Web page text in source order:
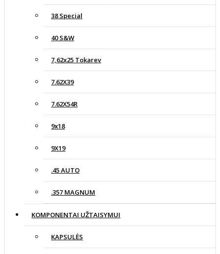
38 Special
40 S&W
7,62x25 Tokarev
7.62X39
7.62X54R
9x18
9X19
.45 AUTO
.357 MAGNUM
KOMPONENTAI UŽTAISYMUI
KAPSULĖS